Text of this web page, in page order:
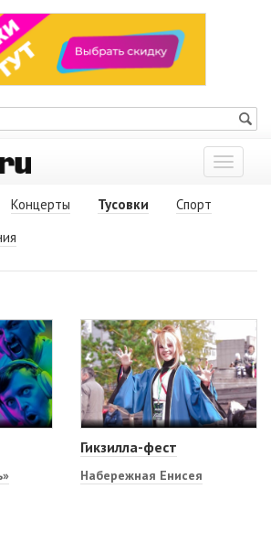
Показать
меню
Концерты Тусовки
Спорт
Гикзилла-фест
Набережная Енисея